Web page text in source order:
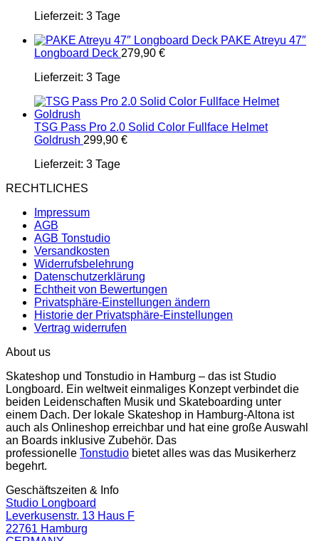
Lieferzeit: 3 Tage
PAKE Atreyu 47″
Longboard Deck 279,90 €
Lieferzeit: 3 Tage
TSG Pass Pro 2.0 Solid Color Fullface Helmet
Goldrush 299,90 €
Lieferzeit: 3 Tage
RECHTLICHES
Impressum
AGB
AGB Tonstudio
Versandkosten
Widerrufsbelehrung
Datenschutzerklärung
Echtheit von Bewertungen
Privatsphäre-Einstellungen ändern
Historie der Privatsphäre-Einstellungen
Vertrag widerrufen
About us
Skateshop und Tonstudio in Hamburg – das ist Studio
Longboard. Ein weltweit einmaliges Konzept verbindet die
beiden Leidenschaften Musik und Skateboarding unter
einem Dach. Der lokale Skateshop in Hamburg-Altona ist
auch als Onlineshop erreichbar und hat eine große Auswahl
an Boards inklusive Zubehör. Das
professionelle Tonstudio bietet alles was das Musikerherz
begehrt.
Geschäftszeiten & Info
Studio Longboard
Leverkusenstr. 13 Haus F
22761 Hamburg